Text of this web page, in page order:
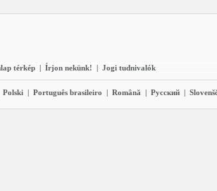
térkép | Írjon nekünk! | Jogi tudnivalók
Polski | Português brasileiro | Română | Pyccĸий |